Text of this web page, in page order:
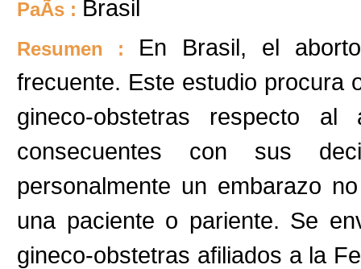
PaÃ­s : Brasil
Resumen : En Brasil, el
frecuente. Este estudio procura
gineco-obstetras respecto
consecuentes con sus
personalmente un embarazo
una paciente o pariente. Se
gineco-obstetras afiliados a la